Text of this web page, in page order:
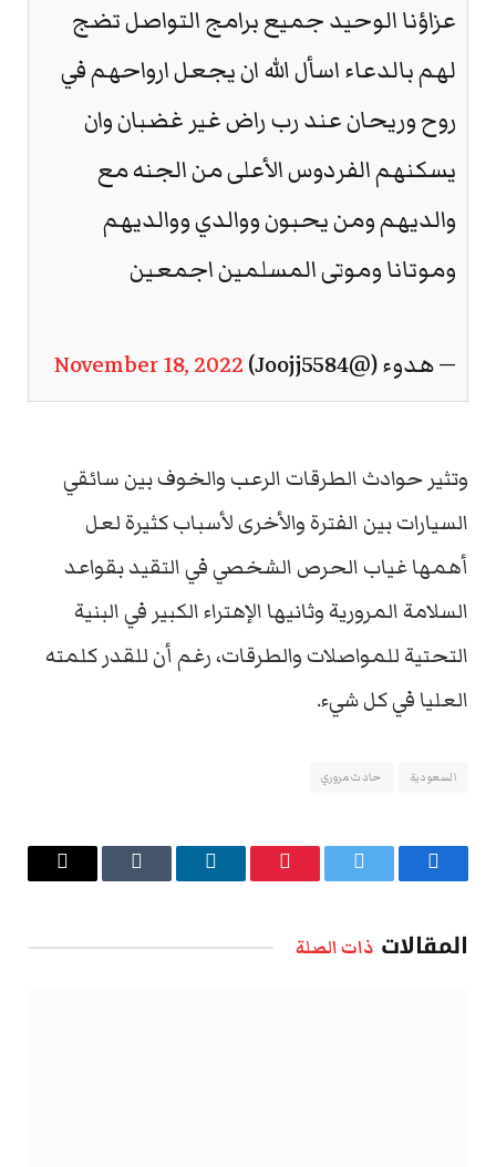
عزاؤنا الوحيد جميع برامج التواصل تضج
لهم بالدعاء اسأل الله ان يجعل ارواحهم في
روح وريحان عند رب راض غير غضبان وان
يسكنهم الفردوس الأعلى من الجنه مع
والديهم ومن يحبون ووالدي ووالديهم
وموتانا وموتى المسلمين اجمعين
— هدوء (@Joojj5584) November 18, 2022
وتثير حوادث الطرقات الرعب والخوف بين سائقي
السيارات بين الفترة والأخرى لأسباب كثيرة لعل
أهمها غياب الحرص الشخصي في التقيد بقواعد
السلامة المرورية وثانيها الإهتراء الكبير في البنية
التحتية للمواصلات والطرقات، رغم أن للقدر كلمته
العليا في كل شيء.
السعودية حادث مروري
فيسبوك تويتر بينتيريستلينكدإن Tumblr
البريد
المقالات ذات الصلة